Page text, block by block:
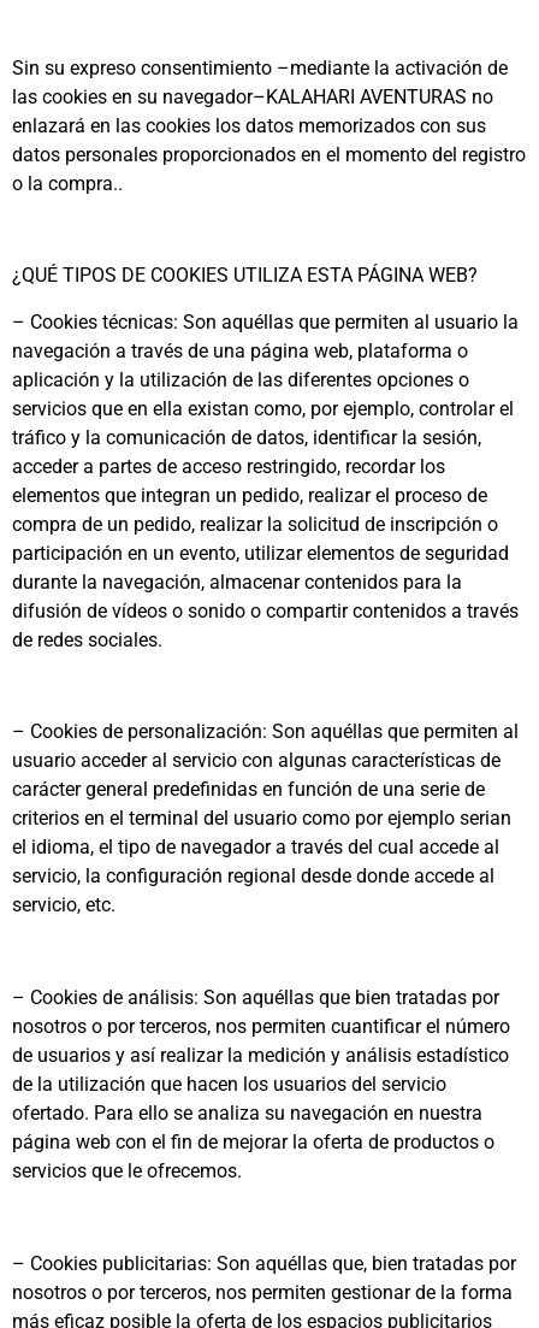
Sin su expreso consentimiento –mediante la activación de
las cookies en su navegador–KALAHARI AVENTURAS no
enlazará en las cookies los datos memorizados con sus
datos personales proporcionados en el momento del registro
o la compra..
¿QUÉ TIPOS DE COOKIES UTILIZA ESTA PÁGINA WEB?
– Cookies técnicas: Son aquéllas que permiten al usuario la
navegación a través de una página web, plataforma o
aplicación y la utilización de las diferentes opciones o
servicios que en ella existan como, por ejemplo, controlar el
tráfico y la comunicación de datos, identificar la sesión,
acceder a partes de acceso restringido, recordar los
elementos que integran un pedido, realizar el proceso de
compra de un pedido, realizar la solicitud de inscripción o
participación en un evento, utilizar elementos de seguridad
durante la navegación, almacenar contenidos para la
difusión de vídeos o sonido o compartir contenidos a través
de redes sociales.
– Cookies de personalización: Son aquéllas que permiten al
usuario acceder al servicio con algunas características de
carácter general predefinidas en función de una serie de
criterios en el terminal del usuario como por ejemplo serian
el idioma, el tipo de navegador a través del cual accede al
servicio, la configuración regional desde donde accede al
servicio, etc.
– Cookies de análisis: Son aquéllas que bien tratadas por
nosotros o por terceros, nos permiten cuantificar el número
de usuarios y así realizar la medición y análisis estadístico
de la utilización que hacen los usuarios del servicio
ofertado. Para ello se analiza su navegación en nuestra
página web con el fin de mejorar la oferta de productos o
servicios que le ofrecemos.
– Cookies publicitarias: Son aquéllas que, bien tratadas por
nosotros o por terceros, nos permiten gestionar de la forma
más eficaz posible la oferta de los espacios publicitarios